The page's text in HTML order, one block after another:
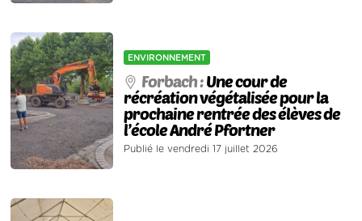
ENVIRONNEMENT
Forbach :Une cour de
récréation végétalisée pour la
prochaine rentrée des élèves de
l’école André Pfortner
Publié le vendredi 17 juillet 2026